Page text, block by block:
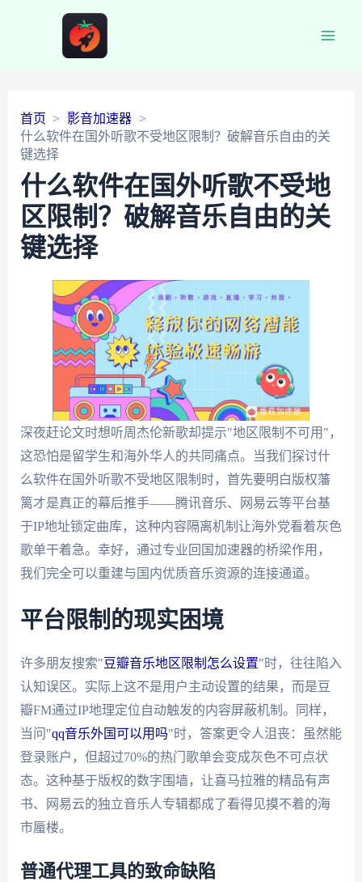
首页
影音加速器
什么软件在国外听歌不受地区限制？破解音乐自由的关
键选择
什么软件在国外听歌不受地
区限制？破解音乐自由的关
键选择
深夜赶论文时想听周杰伦新歌却提示"地区限制不可用"，
这恐怕是留学生和海外华人的共同痛点。当我们探讨什
么软件在国外听歌不受地区限制时，首先要明白版权藩
篱才是真正的幕后推手——腾讯音乐、网易云等平台基
于IP地址锁定曲库，这种内容隔离机制让海外党看着灰色
歌单干着急。幸好，通过专业回国加速器的桥梁作用，
我们完全可以重建与国内优质音乐资源的连接通道。
平台限制的现实困境
许多朋友搜索"豆瓣音乐地区限制怎么设置"时，往往陷入
认知误区。实际上这不是用户主动设置的结果，而是豆
瓣FM通过IP地理定位自动触发的内容屏蔽机制。同样，
当问"qq音乐外国可以用吗"时，答案更令人沮丧：虽然能
登录账户，但超过70%的热门歌单会变成灰色不可点状
态。这种基于版权的数字围墙，让喜马拉雅的精品有声
书、网易云的独立音乐人专辑都成了看得见摸不着的海
市蜃楼。
普通代理工具的致命缺陷